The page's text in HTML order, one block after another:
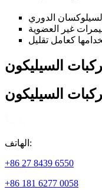
السيليكون
السيليكون
الهاتف:
+86 27 8439 6550
+86 181 6277 0058